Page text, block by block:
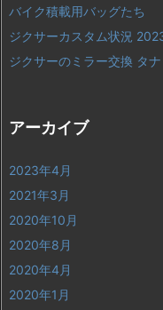
バイク積載用バッグたち
ジクサーカスタム状況
ジクサーのミラー交換 タ
アーカイブ
2023年4月
2021年3月
2020年10月
2020年8月
2020年4月
2020年1月